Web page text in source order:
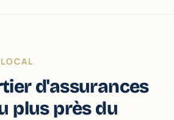
d'assurances
plus près du